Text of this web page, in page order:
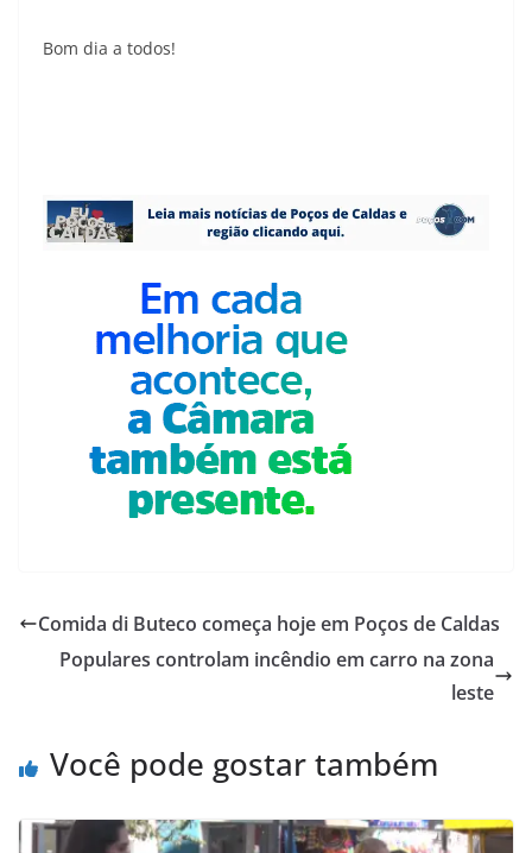
Bom dia a todos!
Comida di Buteco começa hoje em Poços de Caldas
Populares controlam incêndio em carro na zona
leste
Você pode gostar também